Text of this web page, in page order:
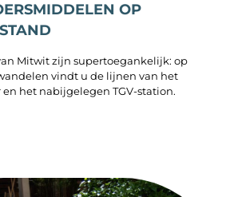
OP
Mitwit zijn supertoegankelijk: op
vindt u de lijnen van het
het nabijgelegen TGV-station.